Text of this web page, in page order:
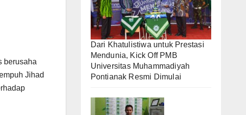
berusaha
Jihad
Dari Khatulistiwa untuk Prestasi
Mendunia, Kick Off PMB
Universitas Muhammadiyah
Pontianak Resmi Dimulai